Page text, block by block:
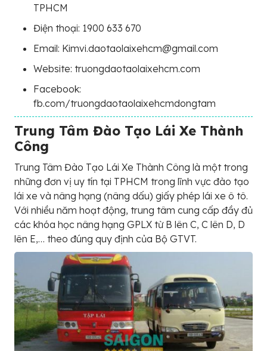
TPHCM
Điện thoại: 1900 633 670
Email: Kimvi.daotaolaixehcm@gmail.com
Website: truongdaotaolaixehcm.com
Facebook:
fb.com/truongdaotaolaixehcmdongtam
Trung Tâm Đào Tạo Lái Xe Thành
Công
Trung Tâm Đào Tạo Lái Xe Thành Công là một trong
những đơn vị uy tín tại TPHCM trong lĩnh vực đào tạo
lái xe và nâng hạng (nâng dấu) giấy phép lái xe ô tô.
Với nhiều năm hoạt động, trung tâm cung cấp đầy đủ
các khóa học nâng hạng GPLX từ B lên C, C lên D, D
lên E,… theo đúng quy định của Bộ GTVT.